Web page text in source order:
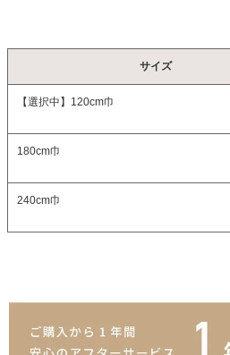
サイズ
【選択中】 120cm巾
180cm巾
240cm巾